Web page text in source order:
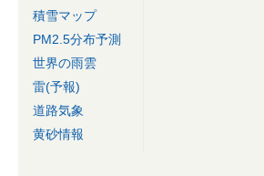
積雪マップ
PM2.5分布予測
世界の雨雲
雷(予報)
道路気象
黄砂情報